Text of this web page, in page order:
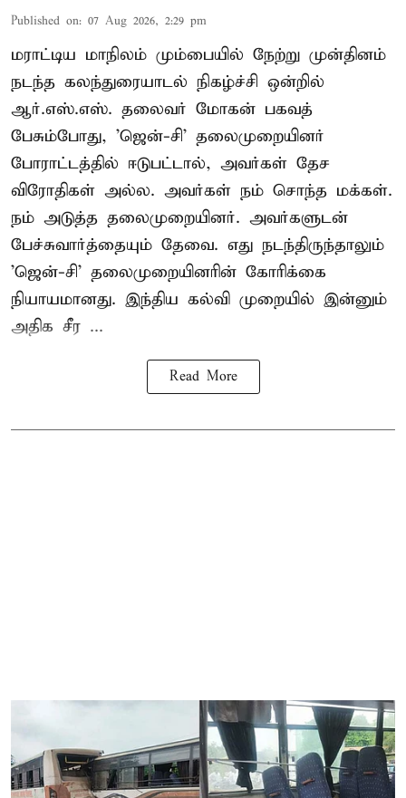
Published on: 07 Aug 2026, 2:29 pm
மராட்டிய மாநிலம் மும்பையில் நேற்று முன்தினம்
நடந்த கலந்துரையாடல் நிகழ்ச்சி ஒன்றில்
ஆர்.எஸ்.எஸ். தலைவர் மோகன் பகவத்
பேசும்போது, 'ஜென்-சி' தலைமுறையினர்
போராட்டத்தில் ஈடுபட்டால், அவர்கள் தேச
விரோதிகள் அல்ல. அவர்கள் நம் சொந்த மக்கள்.
நம் அடுத்த தலைமுறையினர். அவர்களுடன்
பேச்சுவார்த்தையும் தேவை. எது நடந்திருந்தாலும்
'ஜென்-சி' தலைமுறையினரின் கோரிக்கை
நியாயமானது. இந்திய கல்வி முறையில் இன்னும்
அதிக சீர ...
Read More